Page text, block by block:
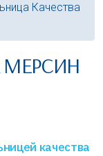
Качества
МЕРСИН
качества